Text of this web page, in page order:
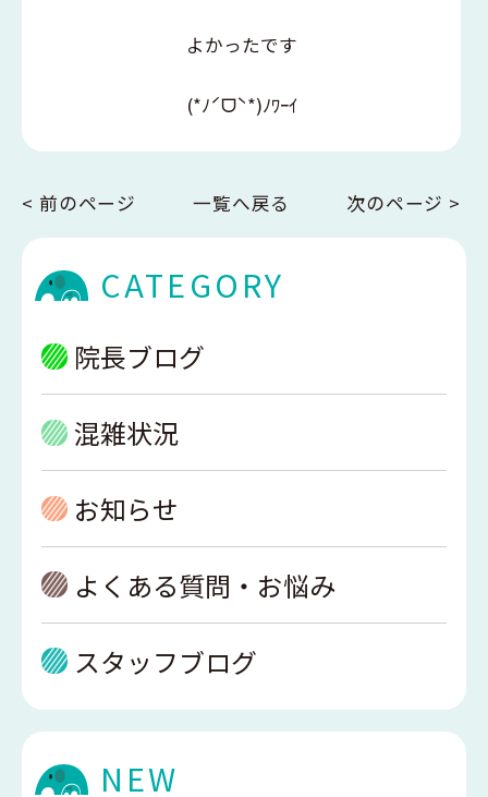
よかったです
(*ﾉˊᗜˋ*)ﾉﾜｰｲ
< 前のページ 一覧へ戻る 次のページ >
CATEGORY
院長ブログ
混雑状況
お知らせ
よくある質問・お悩み
スタッフブログ
NEW